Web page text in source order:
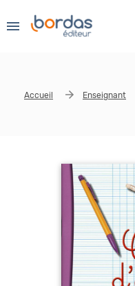
Identifiant
Se souvenir de moi
Mot de
Accueil Enseignant